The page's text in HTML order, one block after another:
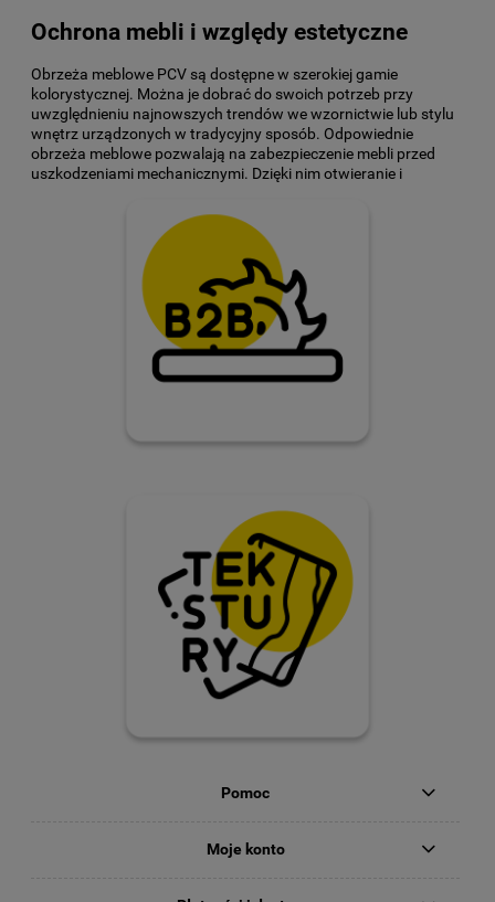
Ochrona mebli i względy estetyczne
Obrzeża meblowe PCV są dostępne w szerokiej gamie
kolorystycznej. Można je dobrać do swoich potrzeb przy
uwzględnieniu najnowszych trendów we wzornictwie lub stylu
wnętrz urządzonych w tradycyjny sposób. Odpowiednie
obrzeża meblowe pozwalają na zabezpieczenie mebli przed
uszkodzeniami mechanicznymi. Dzięki nim otwieranie i
odmiany mogą mieć nietypowe wzory lub imitować popularne
Trwałe obrzeża meblowe
Obrzeże meblowe jest łatwe w montażu. Jest to element, który
nie wymaga zachowania szczególnych środków ostrożności
oraz używania substancji chemicznych do utrzymania w
czystości. W praktyce do czyszczenia wystarczy nawilżona
Wszystko to sprawia, że obrzeża meblowe są niezwykle
Obrzeże płyty meblowej jest odporne na wiele czynników
zewnętrznych, które są obecne w domach i mieszkaniach.
Wśród nich warto wymienić środki chemiczne stosowane w
kuchni lub łazience, z którymi czasowy kontakt jest niemal
niemożliwy do wyeliminowania. Ponadto obrzeże meblowe jest
wytrzymałe i odporne na działanie wilgoci. Nie poddaje się
łatwo uszkodzeniom mechanicznym, w tym zadrapaniu i
ścieraniu. Dzięki temu może być to element wyposażenia
stosowany w każdym pomieszczeniu, bez względu na jego
Obrzeża meblowe sklepy oferują także w wersji melaminowej,
Dodatkowo powierzchnia jest impregnowana i pokrywana
specjalnym lakierem. Dzięki temu obrzeża melaminowe są
Pomoc
Moje konto